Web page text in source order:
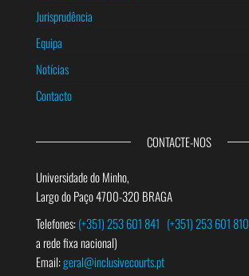
Jurisprudência
Equipa
Notícias
Contacto
CONTACTE-NOS
Universidade do Minho,
Largo do Paço 4700-320 BRAGA
Telefones:(+351) 253 601 841 (+351) 253 601 810
a rede fixa nacional)
Email:geral@inclusivecourts.pt